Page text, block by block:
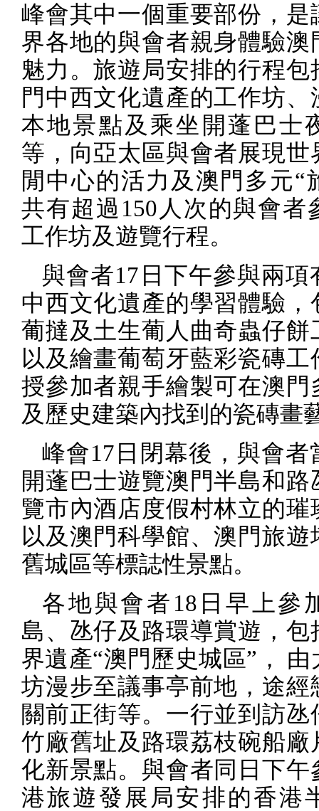
峰會其中一個重要部份，是
界各地的與會者親身體驗澳
魅力。旅遊局安排的行程包
門中西文化遺產的工作坊、
本地景點及乘坐開蓬巴士
等，向亞太區與會者展現世
閒中心的活力及澳門多元“
共有超過 150 人次的與會者
工作坊及遊覽行程。
與會者17 日下午參與兩項
中西文化遺產的學習體驗，
葡撻及土生葡人曲奇蟲仔餅
以及繪畫葡萄牙藍彩瓷磚工
授參加者親手繪製可在澳門
及歷史建築內找到的瓷磚畫
峰會17 日閉幕後，與會者
開蓬巴士遊覽澳門半島和路
覽市內酒店度假村林立的璀
以及澳門科學館、澳門旅遊
舊城區等標誌性景點。
各地與會者 18 日早上參
島、氹仔及路環導賞遊，包
界遺產“澳門歷史城區”， 由
坊漫步至議事亭前地，途經
關前正街等。一行並到訪氹
竹廠舊址及路環荔枝碗船廠
化新景點。與會者同日下午
港旅遊發展局安排的香港